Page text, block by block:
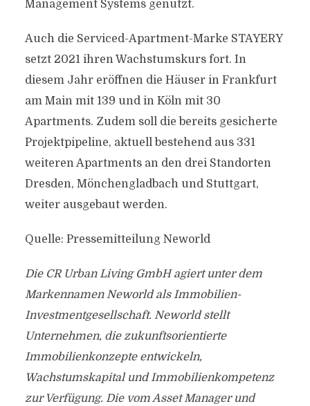
Management Systems genutzt.
Auch die Serviced-Apartment-Marke STAYERY
setzt 2021 ihren Wachstumskurs fort. In
diesem Jahr eröffnen die Häuser in Frankfurt
am Main mit 139 und in Köln mit 30
Apartments. Zudem soll die bereits gesicherte
Projektpipeline, aktuell bestehend aus 331
weiteren Apartments an den drei Standorten
Dresden, Mönchengladbach und Stuttgart,
weiter ausgebaut werden.
Quelle: Pressemitteilung Neworld
Die CR Urban Living GmbH agiert unter dem
Markennamen Neworld als Immobilien-
Investmentgesellschaft. Neworld stellt
Unternehmen, die zukunftsorientierte
Immobilienkonzepte entwickeln,
Wachstumskapital und Immobilienkompetenz
zur Verfügung. Die vom Asset Manager und